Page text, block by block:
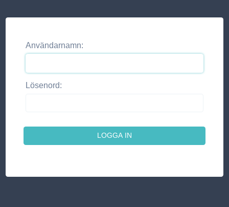
Användarnamn:
Lösenord: